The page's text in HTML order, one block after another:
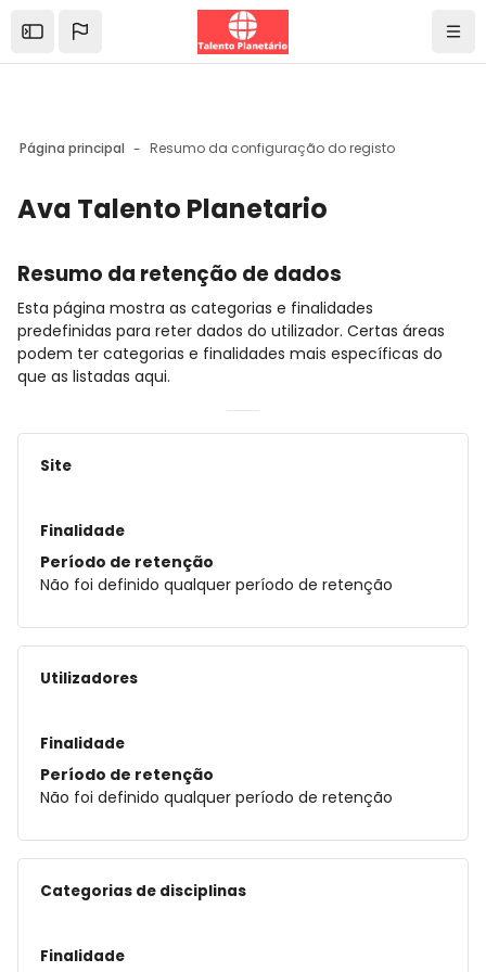
Skip to sidebar navigation menu
Skip to mobile navigation menu
Ir para o conteúdo principal
Abrir barra lateral
Página principal Resumo da configuração do registo
Ava Talento Planetario
Blocos
Resumo da retenção de dados
Esta página mostra as categorias e finalidades
predefinidas para reter dados do utilizador. Certas áreas
podem ter categorias e finalidades mais específicas do
que as listadas aqui.
Site
Finalidade
Período de retenção
Não foi definido qualquer período de retenção
Utilizadores
Finalidade
Período de retenção
Não foi definido qualquer período de retenção
Categorias de disciplinas
Finalidade